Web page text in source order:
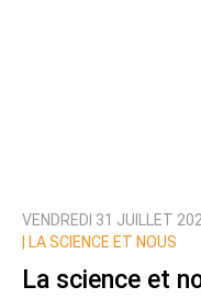
VENDREDI 31 JUILLET
LA SCIENCE ET NOUS
La science et